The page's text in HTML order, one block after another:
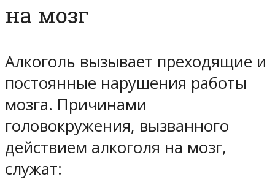
на мозг
Алкоголь вызывает преходящие и
постоянные нарушения работы
мозга. Причинами
головокружения, вызванного
действием алкоголя на мозг,
служат: